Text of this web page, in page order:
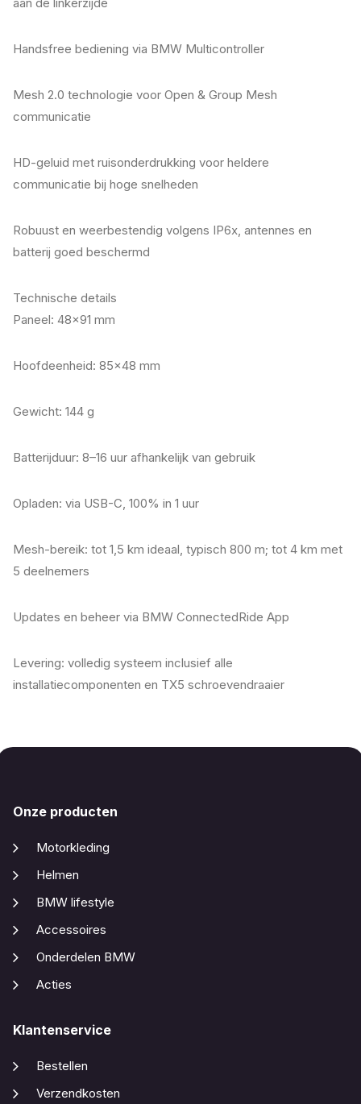
Handsfree bediening via BMW Multicontroller
Mesh 2.0 technologie voor Open & Group Mesh
communicatie
HD-geluid met ruisonderdrukking voor heldere
communicatie bij hoge snelheden
Robuust en weerbestendig volgens IP6x, antennes en
batterij goed beschermd
Technische details
Paneel: 48×91 mm
Hoofdeenheid: 85×48 mm
Gewicht: 144 g
Batterijduur: 8–16 uur afhankelijk van gebruik
Opladen: via USB-C, 100% in 1 uur
Mesh-bereik: tot 1,5 km ideaal, typisch 800 m; tot 4 km met
5 deelnemers
Updates en beheer via BMW ConnectedRide App
Levering: volledig systeem inclusief alle
installatiecomponenten en TX5 schroevendraaier
Onze producten
Motorkleding
Helmen
BMW lifestyle
Accessoires
Onderdelen BMW
Acties
Klantenservice
Bestellen
Verzendkosten